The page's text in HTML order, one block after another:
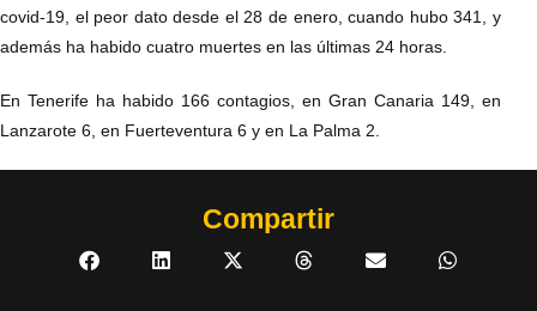
covid-19, el peor dato desde el 28 de enero, cuando hubo 341, y
además ha habido cuatro muertes en las últimas 24 horas.
En Tenerife ha habido 166 contagios, en Gran Canaria 149, en
Lanzarote 6, en Fuerteventura 6 y en La Palma 2.
Compartir